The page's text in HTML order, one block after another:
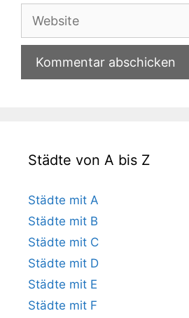
Adresse
Website
Städte von A bis Z
Städte mit A
Städte mit B
Städte mit C
Städte mit D
Städte mit E
Städte mit F